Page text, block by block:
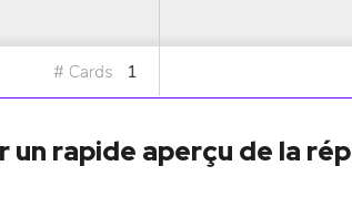
rapide aperçu de la